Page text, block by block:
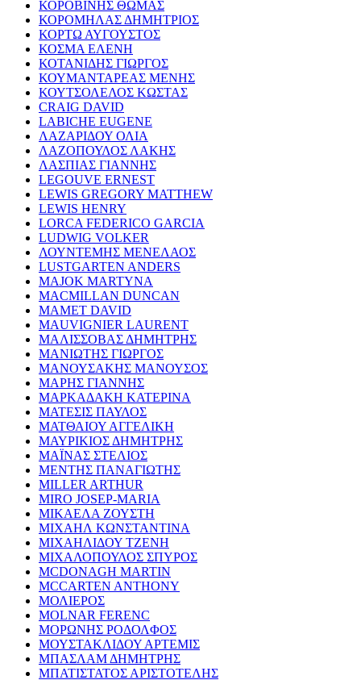
ΚΟΡΟΒΙΝΗΣ ΘΩΜΑΣ
ΚΟΡΟΜΗΛΑΣ ΔΗΜΗΤΡΙΟΣ
ΚΟΡΤΩ ΑΥΓΟΥΣΤΟΣ
ΚΟΣΜΑ ΕΛΕΝΗ
ΚΟΤΑΝΙΔΗΣ ΓΙΩΡΓΟΣ
ΚΟΥΜΑΝΤΑΡΕΑΣ ΜΕΝΗΣ
ΚΟΥΤΣΟΛΕΛΟΣ ΚΩΣΤΑΣ
CRAIG DAVID
LABICHE EUGENE
ΛΑΖΑΡΙΔΟΥ ΟΛΙΑ
ΛΑΖΟΠΟΥΛΟΣ ΛΑΚΗΣ
ΛΑΣΠΙΑΣ ΓΙΑΝΝΗΣ
LEGOUVE ERNEST
LEWIS GREGORY MATTHEW
LEWIS HENRY
LORCA FEDERICO GARCIA
LUDWIG VOLKER
ΛΟΥΝΤΕΜΗΣ ΜΕΝΕΛΑΟΣ
LUSTGARTEN ANDERS
MAJOK MARTYNA
MACMILLAN DUNCAN
MAMET DAVID
MAUVIGNIER LAURENT
ΜΑΛΙΣΣΟΒΑΣ ΔΗΜΗΤΡΗΣ
ΜΑΝΙΩΤΗΣ ΓΙΩΡΓΟΣ
ΜΑΝΟΥΣΑΚΗΣ ΜΑΝΟΥΣΟΣ
ΜΑΡΗΣ ΓΙΑΝΝΗΣ
ΜΑΡΚΑΔΑΚΗ ΚΑΤΕΡΙΝΑ
ΜΑΤΕΣΙΣ ΠΑΥΛΟΣ
ΜΑΤΘΑΙΟΥ ΑΓΓΕΛΙΚΗ
ΜΑΥΡΙΚΙΟΣ ΔΗΜΗΤΡΗΣ
ΜΑΪΝΑΣ ΣΤΕΛΙΟΣ
ΜΕΝΤΗΣ ΠΑΝΑΓΙΩΤΗΣ
MILLER ARTHUR
MIRO JOSEP-MARIA
ΜΙΚΑΕΛΑ ΖΟΥΣΤΗ
ΜΙΧΑΗΛ ΚΩΝΣΤΑΝΤΙΝΑ
ΜΙΧΑΗΛΙΔΟΥ ΤΖΕΝΗ
ΜΙΧΑΛΟΠΟΥΛΟΣ ΣΠΥΡΟΣ
MCDONAGH MARTIN
MCCARTEN ANTHONY
ΜΟΛΙΕΡΟΣ
MOLNAR FERENC
ΜΟΡΩΝΗΣ ΡΟΔΟΛΦΟΣ
ΜΟΥΣΤΑΚΛΙΔΟΥ ΑΡΤΕΜΙΣ
ΜΠΑΣΛΑΜ ΔΗΜΗΤΡΗΣ
ΜΠΑΤΙΣΤΑΤΟΣ ΑΡΙΣΤΟΤΕΛΗΣ